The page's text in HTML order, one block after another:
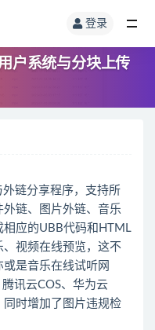
登录
户系统与分块上传
链分享程序，支持所
链、图片外链、音乐
应的UBB代码和HTML
视频在线预览，这不
是音乐在线试听网
讯云COS、华为云
时增加了图片违规检